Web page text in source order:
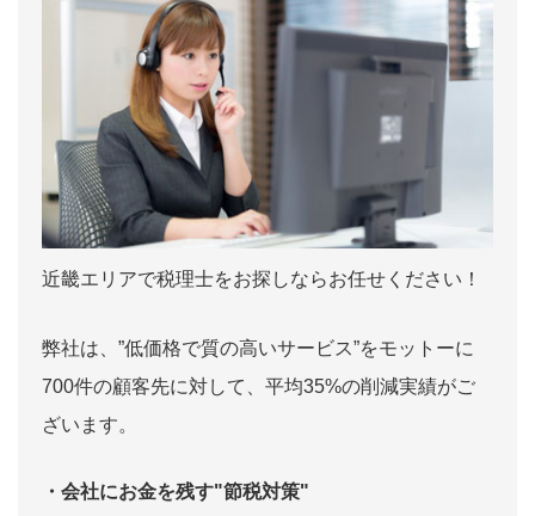
近畿エリアで税理士をお探しならお任せください！
弊社は、”低価格で質の高いサービス”をモットーに
700件の顧客先に対して、平均35%の削減実績がご
ざいます。
・会社にお金を残す"節税対策"